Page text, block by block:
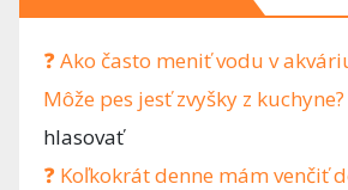
❓ Ako často meniť vodu v
Môže pes jesť zvyšky z kuchyne?
hlasovať
❓ Koľkokrát denne mám venčiť